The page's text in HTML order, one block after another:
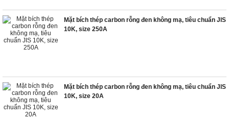
Mặt bích thép carbon rỗng đen không mạ, tiêu chuẩn JIS
10K, size 250A
Mặt bích thép carbon rỗng đen không mạ, tiêu chuẩn JIS
10K, size 20A